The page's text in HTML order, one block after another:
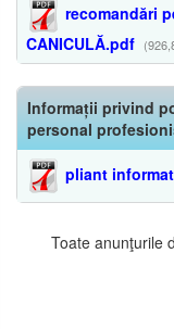
recomandări
CANICULĂ.pdf
Informații privind
personal
pliant
Toate anunţurile